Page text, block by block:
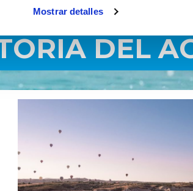
Mostrar detalles
DEL